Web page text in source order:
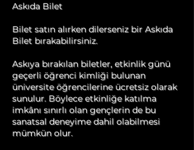
Askıda Bilet
Bilet satın alırken dilerseniz bir Askıda
Bilet bırakabilirsiniz.
Askıya bırakılan biletler, etkinlik günü
geçerli öğrenci kimliği bulunan
üniversite öğrencilerine ücretsiz olarak
sunulur. Böylece etkinliğe katılma
imkânı sınırlı olan gençlerin de bu
sanatsal deneyime dahil olabilmesi
mümkün olur.